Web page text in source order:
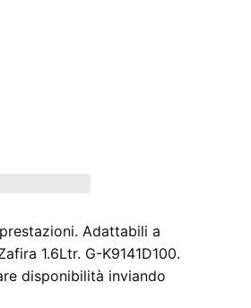
Adattabili a
1.6Ltr. G-K9141D100.
disponibilità inviando